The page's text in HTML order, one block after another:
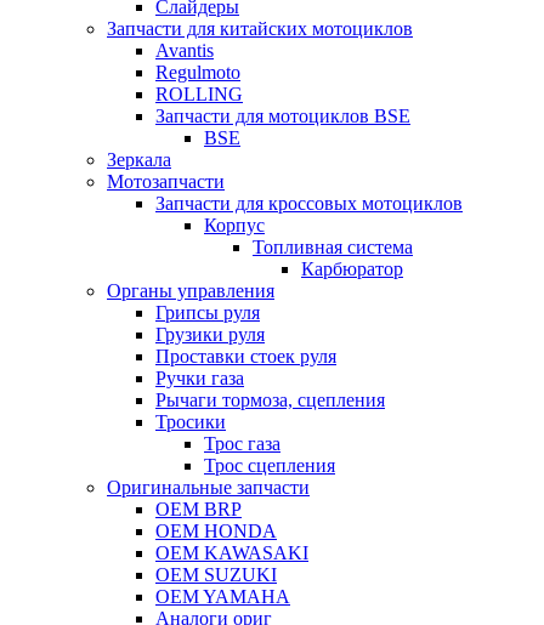
Слайдеры
Запчасти для китайских мотоциклов
Avantis
Regulmoto
ROLLING
Запчасти для мотоциклов BSE
BSE
Зеркала
Мотозапчасти
Запчасти для кроссовых мотоциклов
Корпус
Топливная система
Карбюратор
Органы управления
Грипсы руля
Грузики руля
Проставки стоек руля
Ручки газа
Рычаги тормоза, сцепления
Тросики
Трос газа
Трос сцепления
Оригинальные запчасти
OEM BRP
OEM HONDA
OEM KAWASAKI
OEM SUZUKI
OEM YAMAHA
Аналоги ориг